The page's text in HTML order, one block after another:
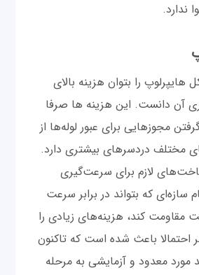
ندارد.
هایپرلوپ را بتوان هزینه بالای
آن دانست. این هزینه ها صرفا
مجوزهایی برای عبور لوله‌ها از
مختلف دردسرهای بیشتری دارد.
لازم برای سرعت‌گیری
که بتواند در برابر سرعت
ساعت مقاومت کند، هزینه‌های زیادی را
احتمالا باعث شده است که تاکنون
مورد معدود و آزمایشی به مرحله